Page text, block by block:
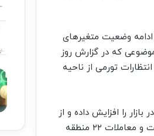
و تحقیقی پیش‌بینی کرده بودیم سال ۱۴۰۰ در صورت ادامه وضعیت متغیرهای
که در گزارش روز
تورمی از ناحیه
را افزایش داده و از
تعداد متقاضیان خرید درحال جست‌وجو کاسته است. اکنون با انتشار جزئیات نبض قیمت و معاملات ۲۲ منطقه